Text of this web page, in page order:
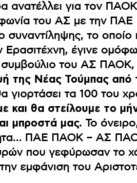
ανατέλλει για τον
του ΑΣ με την
συναντίληψης, το
Ερασιτέχνη, έγινε
συμβούλιο του ΑΣ ΠΑΟΚ,
της Νέας Τούμπας από
γιορτάσει τα 100 του
και θα στείλουμε το
μπροστά μας. Το
ΠΑΕ ΠΑΟΚ – ΑΣ
που γεφύρωσαν το
εμφάνιση του